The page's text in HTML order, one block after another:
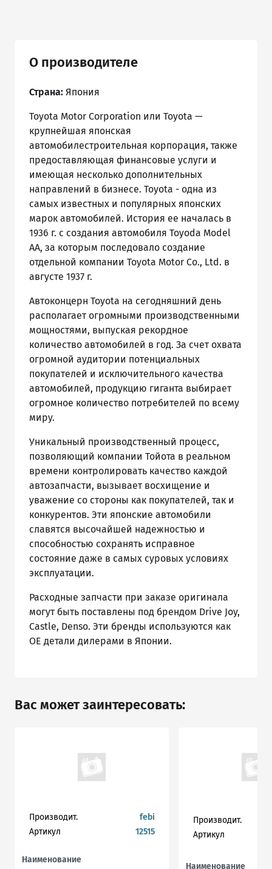
О производителе
Страна: Япония
Toyota Motor Corporation или Toyota —
крупнейшая японская
автомобилестроительная корпорация, также
предоставляющая финансовые услуги и
имеющая несколько дополнительных
направлений в бизнесе. Toyota - одна из
самых известных и популярных японских
марок автомобилей. История ее началась в
1936 г. с создания автомобиля Toyoda Model
AA, за которым последовало создание
отдельной компании Toyota Motor Co., Ltd. в
августе 1937 г.
Автоконцерн Toyota на сегодняшний день
располагает огромными производственными
мощностями, выпуская рекордное
количество автомобилей в год. За счет охвата
огромной аудитории потенциальных
покупателей и исключительного качества
автомобилей, продукцию гиганта выбирает
огромное количество потребителей по всему
миру.
Уникальный производственный процесс,
позволяющий компании Тойота в реальном
времени контролировать качество каждой
автозапчасти, вызывает восхищение и
уважение со стороны как покупателей, так и
конкурентов. Эти японские автомобили
славятся высочайшей надежностью и
способностью сохранять исправное
состояние даже в самых суровых условиях
эксплуатации.
Расходные запчасти при заказе оригинала
могут быть поставлены под брендом Drive Joy,
Castle, Denso. Эти бренды используются как
ОЕ детали дилерами в Японии.
Вас может заинтересовать:
Производит.
febi
Артикул
12515
Наименование
Производит.
Артикул
Наименование